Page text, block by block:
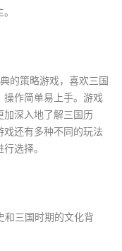
的策略游戏，喜欢三国
操作简单易上手。游戏
加深入地了解三国历
还有多种不同的玩法
选择。
和三国时期的文化背